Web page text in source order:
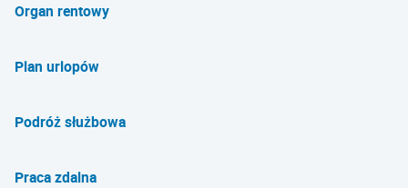
Organ rentowy
Plan urlopów
Podróż służbowa
Praca zdalna